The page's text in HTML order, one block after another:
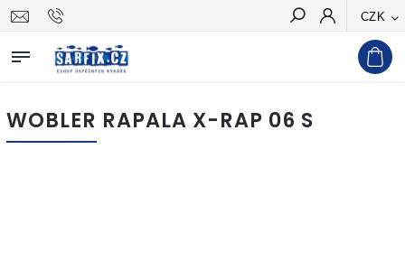
CZK
Hledat
WOBLER RAPALA X-RAP 06 S